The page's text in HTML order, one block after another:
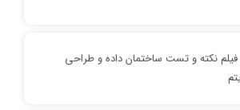
نکته و تست ساختمان داده و طراحی